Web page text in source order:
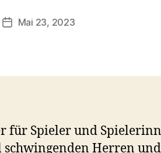
Veröffentlichungsdatum
Mai 23, 2023
für Spieler und
Herren